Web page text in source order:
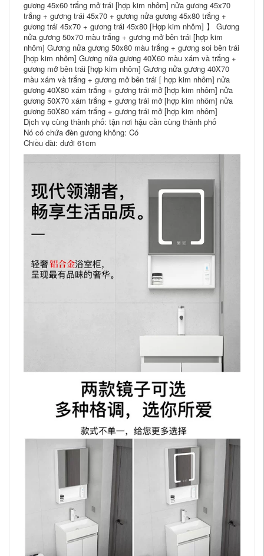
gương 45x60 trắng mở trái [hợp kim nhôm] nửa gương 45x70
trắng + gương trái 45x70 + gương nửa gương 45x80 trắng +
gương trái 45x70 + gương trái 45x80 [Hợp kim nhôm] 】 Gương
nửa gương 50x70 màu trắng + gương mở bên trái [hợp kim
nhôm] Gương nửa gương 50x80 màu trắng + gương soi bên trái
[hợp kim nhôm] Gương nửa gương 40X60 màu xám và trắng +
gương mở bên trái [hợp kim nhôm] Gương nửa gương 40X70
màu xám và trắng + gương mở bên trái [ hợp kim nhôm] nửa
gương 40X80 xám trắng + gương trái mở [hợp kim nhôm] nửa
gương 50X70 xám trắng + gương trái mở [hợp kim nhôm] nửa
gương 50X80 xám trắng + gương trái mở [hợp kim nhôm]
Dịch vụ cùng thành phố: tận nơi hậu cần cùng thành phố
Nó có chứa đèn gương không: Có
Chiều dài: dưới 61cm